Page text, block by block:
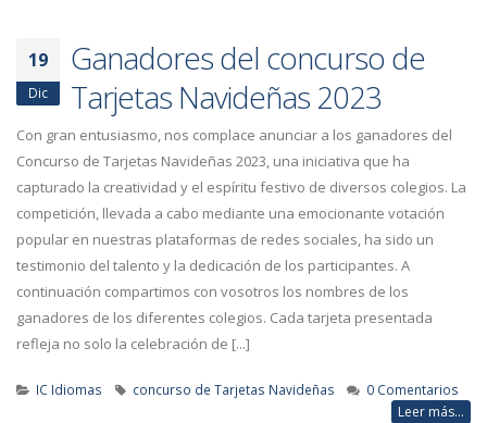
19
Dic
Ganadores del concurso de
Tarjetas Navideñas 2023
Con gran entusiasmo, nos complace anunciar a los ganadores del
Concurso de Tarjetas Navideñas 2023, una iniciativa que ha
capturado la creatividad y el espíritu festivo de diversos colegios. La
competición, llevada a cabo mediante una emocionante votación
popular en nuestras plataformas de redes sociales, ha sido un
testimonio del talento y la dedicación de los participantes. A
continuación compartimos con vosotros los nombres de los
ganadores de los diferentes colegios. Cada tarjeta presentada
refleja no solo la celebración de [...]
IC Idiomas concurso de Tarjetas Navideñas 0 Comentarios
Leer más...